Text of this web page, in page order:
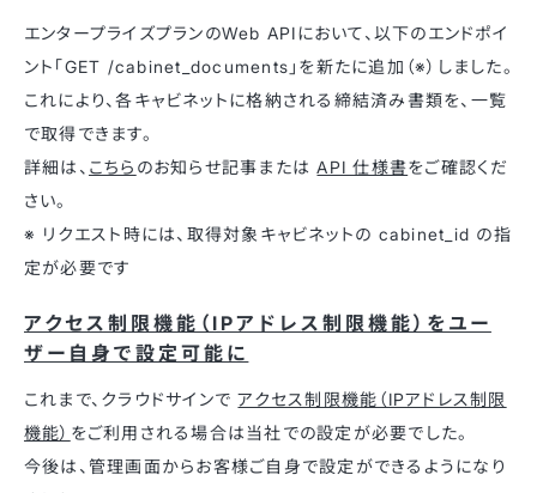
エンタープライズプランのWeb APIにおいて、以下のエンドポイ
ント「GET /cabinet_documents」を新たに追加（※）しました。
これにより、各キャビネットに格納される締結済み書類を、一覧
で取得できます。
詳細は、 こちら のお知らせ記事またはAPI 仕様書をご確認くだ
さい。
※ リクエスト時には、取得対象キャビネットの cabinet_id の指
定が必要です
アクセス制限機能（IPアドレス制限機能）をユー
ザー自身で設定可能に
これまで、クラウドサインでアクセス制限機能（IPアドレス制限
機能） をご利用される場合は当社での設定が必要でした。
今後は、管理画面からお客様ご自身で設定ができるようになり